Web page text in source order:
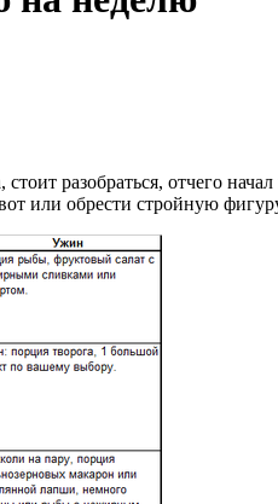
разобраться, отчего
или обрести стройную